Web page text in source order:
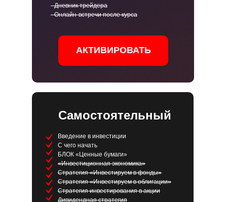
Самостоятельный
Введение в инвестиции
С чего начать
БЛОК «Ценные бумаги»
«Инвестиционная экономика»
Стратегия «Инвестируем в фонды»
Стратегия «Инвестируем в облигации»
Стратегия инвестирования в акции
Дивидендная стратегия
АКТИВИРОВАТЬ
- Дневник трейдера
- Онлайн-встречи после курса